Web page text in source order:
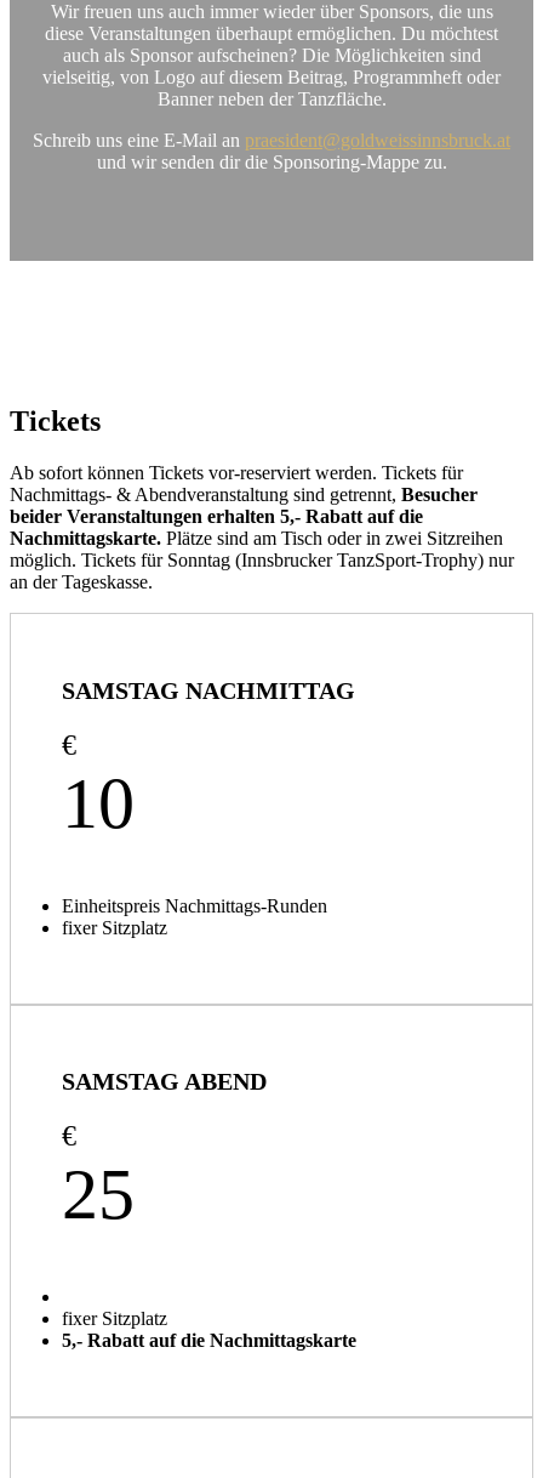
Wir freuen uns auch immer wieder über Sponsors, die uns
diese Veranstaltungen überhaupt ermöglichen. Du möchtest
auch als Sponsor aufscheinen? Die Möglichkeiten sind
vielseitig, von Logo auf diesem Beitrag, Programmheft oder
Banner neben der Tanzfläche.
Schreib uns eine E-Mail an praesident@goldweissinnsbruck.at
und wir senden dir die Sponsoring-Mappe zu.
Tickets
Ab sofort können Tickets vor-reserviert werden. Tickets für
Nachmittags- & Abendveranstaltung sind getrennt, Besucher
beider Veranstaltungen erhalten 5,- Rabatt auf die
Nachmittagskarte. Plätze sind am Tisch oder in zwei Sitzreihen
möglich. Tickets für Sonntag (Innsbrucker TanzSport-Trophy) nur
an der Tageskasse.
SAMSTAG NACHMITTAG
€
10
Einheitspreis Nachmittags-Runden
fixer Sitzplatz
SAMSTAG ABEND
€
25
fixer Sitzplatz
5,- Rabatt auf die Nachmittagskarte